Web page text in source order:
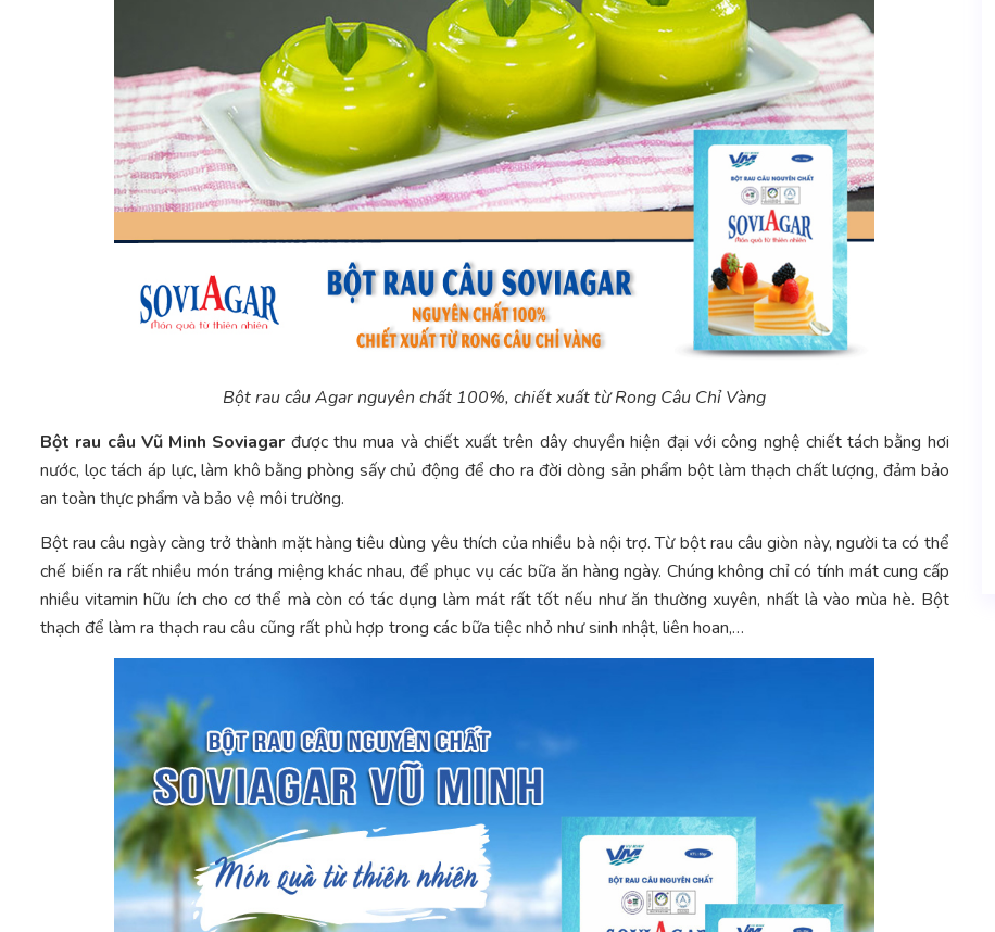
Bột rau câu Agar nguyên chất 100%, chiết xuất từ Rong Câu Chỉ Vàng
Bột rau câu Vũ Minh Soviagar được thu mua và chiết xuất trên dây chuyền hiện đại với công nghệ chiết tách bằng hơi
nước, lọc tách áp lực, làm khô bằng phòng sấy chủ động để cho ra đời dòng sản phẩm bột làm thạch chất lượng, đảm bảo
an toàn thực phẩm và bảo vệ môi trường.
Bột rau câu ngày càng trở thành mặt hàng tiêu dùng yêu thích của nhiều bà nội trợ. Từ bột rau câu giòn này, người ta có thể
chế biến ra rất nhiều món tráng miệng khác nhau, để phục vụ các bữa ăn hàng ngày. Chúng không chỉ có tính mát cung cấp
nhiều vitamin hữu ích cho cơ thể mà còn có tác dụng làm mát rất tốt nếu như ăn thường xuyên, nhất là vào mùa hè. Bột
thạch để làm ra thạch rau câu cũng rất phù hợp trong các bữa tiệc nhỏ như sinh nhật, liên hoan,…